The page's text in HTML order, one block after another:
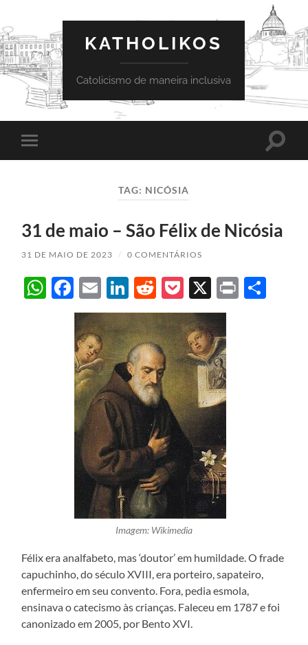
KATHOLIKOS
Catolicismo de maneira inclusiva
Toggle
mobile
Toggle
TAG: NICÓSIA
31 de maio – São Félix de Nicósia
31 DE MAIO DE 2023 / 0 COMENTÁRIOS
WhatsApp
Facebook
EmailLinkedIn
Reddit
Pocket
X Print
Imagem: Wikimedia
Félix era analfabeto, mas ‘doutor’ em humildade. O frade
capuchinho, do século XVIII, era porteiro, sapateiro,
enfermeiro em seu convento. Fora, pedia esmola,
ensinava o catecismo às crianças. Faleceu em 1787 e foi
canonizado em 2005, por Bento XVI.